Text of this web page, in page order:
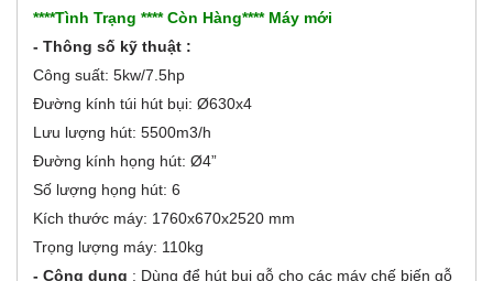
o
n
a
đ
ộ
n
)
****Tình Trạng **** Còn Hàng**** Máy mới
- Thông số kỹ thuật :
Công suất: 5kw/7.5hp
Đường kính túi hút bụi: Ø630x4
Lưu lượng hút: 5500m3/h
Đường kính họng hút: Ø4”
Số lượng họng hút: 6
Kích thước máy: 1760x670x2520 mm
Trọng lượng máy: 110kg
- Công dụng : Dùng để hút bụi gỗ cho các máy chế biến gỗ